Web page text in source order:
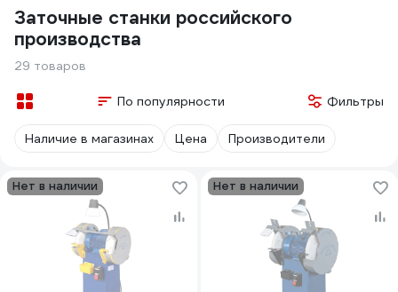
Заточные станки российского
производства
29 товаров
По популярности Фильтры
Наличие в магазинах Цена Производители
Нет в наличии Нет в наличии